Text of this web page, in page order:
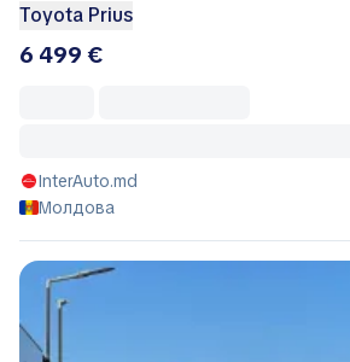
Toyota Prius
6 499 €
InterAuto.md
Молдова